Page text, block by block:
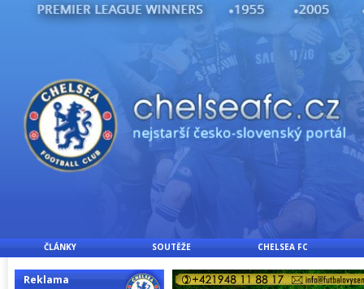
ČLÁNKY SOUTĚŽE CHELSEA FC
Reklama